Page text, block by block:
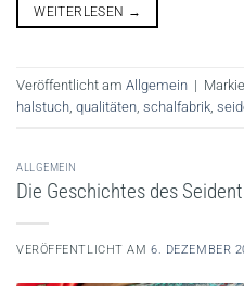
WEITERLESEN →
Veröffentlicht am Allgemein |
halstuch qualitäten schalfabrik
ALLGEMEIN
Die Geschichtes des
VERÖFFENTLICHT AM6. DEZEMBER